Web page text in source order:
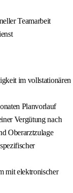
Teamarbeit
im vollstationären
Planvorlauf
Vergütung nach
Oberarztzulage
mit elektronischer